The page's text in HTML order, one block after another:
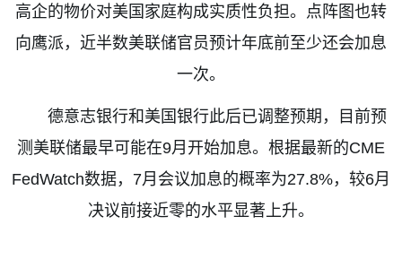
高企的物价对美国家庭构成实质性负担。点阵图也转
向鹰派，近半数美联储官员预计年底前至少还会加息
一次。
德意志银行和美国银行此后已调整预期，目前预
测美联储最早可能在9月开始加息。根据最新的CME
FedWatch数据， 7月会议加息的概率为27.8%，较6月
决议前接近零的水平显著上升。